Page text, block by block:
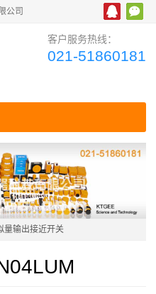
公司
客户服务热线：
021-51860181
量输出接近开关